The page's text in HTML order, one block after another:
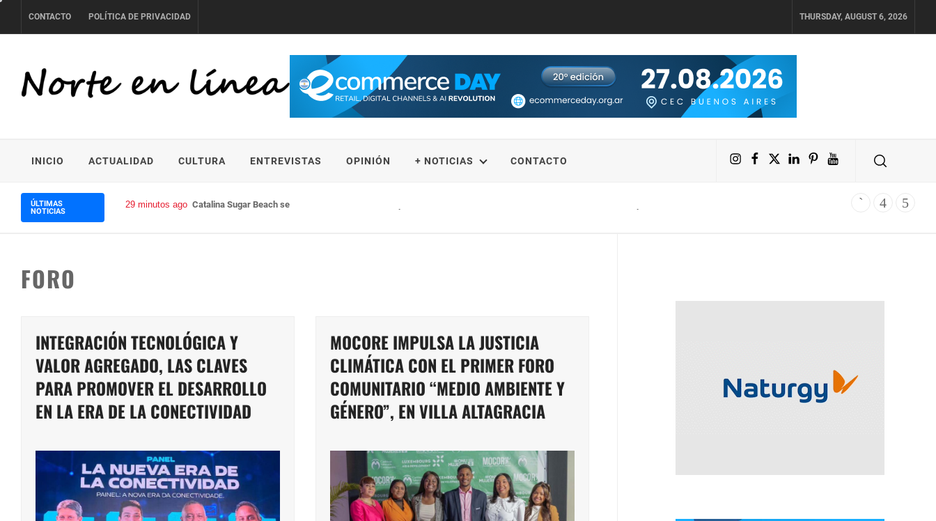
to
CONTACTO POLÍTICA DE PRIVACIDAD THURSDAY, AUGUST 6, 2026
INICIO ACTUALIDAD CULTURA ENTREVISTAS OPINIÓN + NOTICIAS CONTACTO Instagram
Facebook
X LinkedIn
PinterestYouTube
ÚLTIMAS
NOTICIAS
29 minutos ago Catalina Sugar Beach se convierte en un destino de primer nivel en el Caribe, exhibiendo la belleza natural de República Dominicana
FORO
INTEGRACIÓN TECNOLÓGICA Y
VALOR AGREGADO, LAS CLAVES
PARA PROMOVER EL DESARROLLO
EN LA ERA DE LA CONECTIVIDAD
MOCORE IMPULSA LA JUSTICIA
CLIMÁTICA CON EL PRIMER FORO
COMUNITARIO “MEDIO AMBIENTE Y
GÉNERO”, EN VILLA ALTAGRACIA